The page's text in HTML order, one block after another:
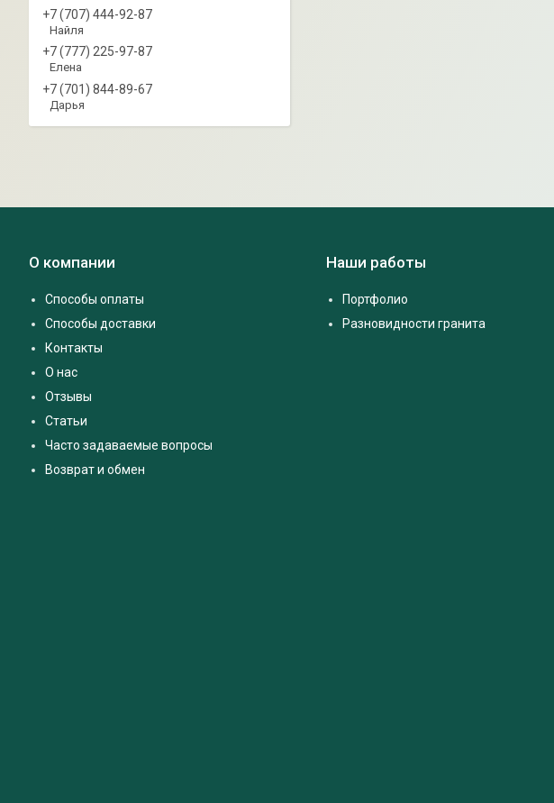
+7 (707) 444-92-87
Найля
+7 (777) 225-97-87
Елена
+7 (701) 844-89-67
Дарья
О компании
Способы оплаты
Способы доставки
Контакты
О нас
Отзывы
Статьи
Часто задаваемые вопросы
Возврат и обмен
Наши работы
Портфолио
Разновидности гранита